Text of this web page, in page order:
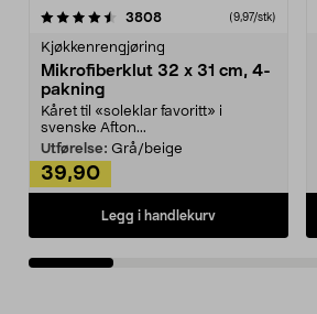
3808anmeldelser(9,97/stk)
Kjøkkenrengjøring
Mikrofiberklut 32 x 31 cm, 4-
pakning
Kåret til «soleklar favoritt» i
svenske Afton...
Utførelse: Grå/beige
39,90
Legg i handlekurv
4.5av 5 stjerner